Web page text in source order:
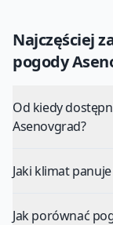
Najczęściej
pogody
Od kiedy
Asenovgrad?
Jaki klimat
Jak porównać